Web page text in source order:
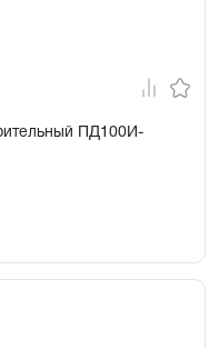
ПД100И-